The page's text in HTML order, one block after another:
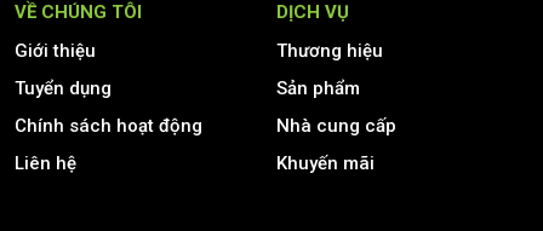
VỀ CHÚNG TÔI
Giới thiệu
Tuyển dụng
Chính sách hoạt động
Liên hệ
DỊCH VỤ
Thương hiệu
Sản phẩm
Nhà cung cấp
Khuyến mãi